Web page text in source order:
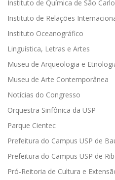
Instituto de Química de São
Instituto de Relações
Instituto Oceanográfico
Linguística, Letras e Artes
Museu de Arqueologia e
Museu de Arte Contemporânea
Notícias do Congresso
Orquestra Sinfônica da USP
Parque Cientec
Prefeitura do Campus USP de
Prefeitura do Campus USP de
Pró-Reitoria de Cultura e